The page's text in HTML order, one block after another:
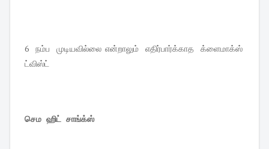
6 நம்ப முடியவில்லை என்றாலும் எதிர்பார்க்காத க்ளைமாக்ஸ்
ட்விஸ்ட்
செம ஹிட் சாங்க்ஸ்